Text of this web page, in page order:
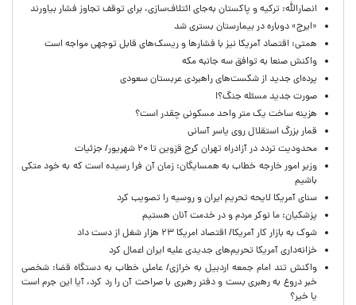
انصارالله: ترکیه و پاکستان به‌جای ائتلاف‌سازی، برای توقف تجاوز فشار بیاورند
«ایرج» دوباره در بیمارستان بستری شد
همتی: اقتصاد آمریکا نیز با فشارها و ریسک‌های قابل توجهی مواجه است
واکنش صنعا به توافق سه جانبه مکه
پرده‌ای جدید از شکست‌های راهبردی عربستان سعودی
صورت جدید مسئله جنگ؟!
هزینه ساخت یک متر واحد مسکونی چقدر است؟
قمار بزرگ استقلال روی یاسر آسانی
محدودیت تردد در آزادراه تهران کرج قزوین تا ۲۰ شهریور/ جزئیات
وزیر امور خارجه خطاب به همسایگان: زمان آن فرا رسیده است که به خود متکی
باشیم
سنای آمریکا لایحه تحریم ایران و روسیه را تصویب کرد
پزشکیان: ما نوکر مردم و در خدمت آنان هستیم
شوک به بازار کار آمریکا/ اقتصاد امریکا ۲۳ هزار شغل از دست داد
خزانه‌داری آمریکا تحریم‌های جدیدی علیه ایران اعمال کرد
واکنش تند امام جمعه اردبیل به خرازی/ عاملی خطاب به دستگاه قضا: شخصی
خبر دروغ به رهبری بست و دفتر رهبری با صراحت آن را رد کرد، آیا این جرم است
یا خیر؟